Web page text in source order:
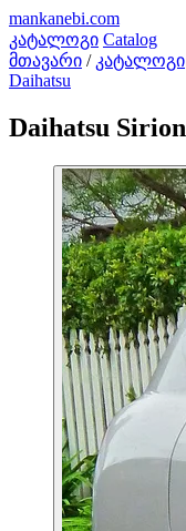
mankanebi.com
კატალოგი Catalog
მთავარი / კატალოგი
Daihatsu
Daihatsu Sirion